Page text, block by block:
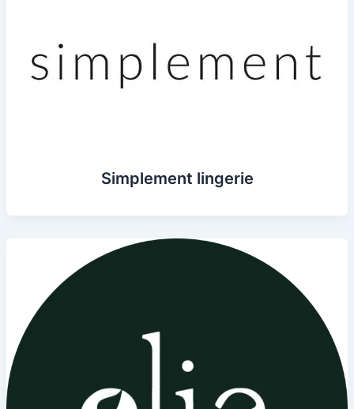
Simplement lingerie